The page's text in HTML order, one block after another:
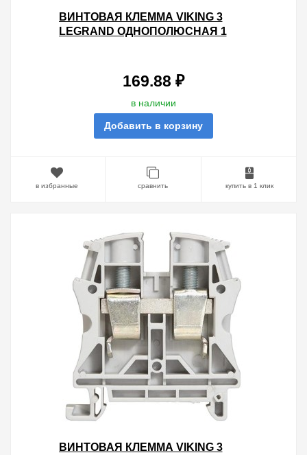
ВИНТОВАЯ КЛЕММА VIKING 3
LEGRAND ОДНОПОЛЮСНАЯ 1
169.88 ₽
в наличии
Добавить в корзину
в избранные сравнить купить в 1 клик
ВИНТОВАЯ КЛЕММА VIKING 3